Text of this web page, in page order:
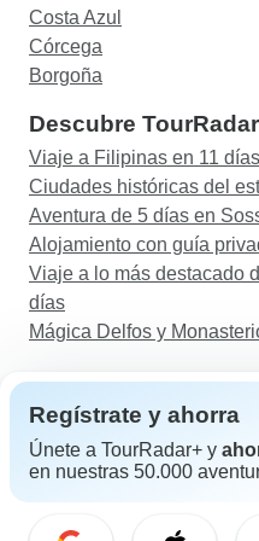
Costa Azul
Córcega
Borgoña
Descubre TourRadar
Viaje a Filipinas en 11 días
Ciudades históricas del
Aventura de 5 días en
Alojamiento con guía
Viaje a lo más destacado
días
Mágica Delfos y
Ayuda
Regístrate y ahorra
Únete a TourRadar+ y
en nuestras 50.000